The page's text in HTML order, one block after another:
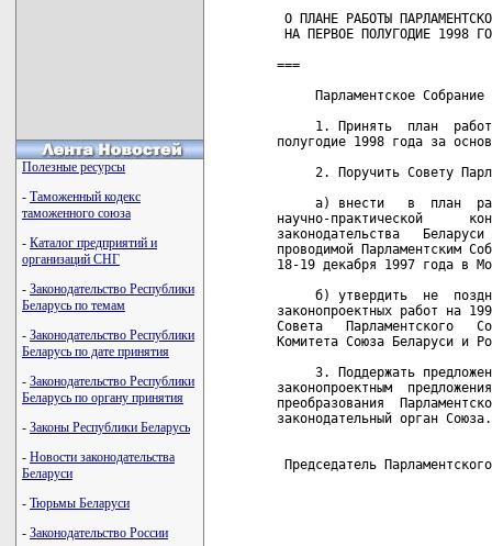
Полезные ресурсы
- Таможенный кодекс
таможенного союза
- Каталог предприятий и
организаций СНГ
- Законодательство Республики
Беларусь по темам
- Законодательство Республики
Беларусь по дате принятия
- Законодательство Республики
Беларусь по органу принятия
- Законы Республики Беларусь
- Новости законодательства
Беларуси
- Тюрьмы Беларуси
- Законодательство России